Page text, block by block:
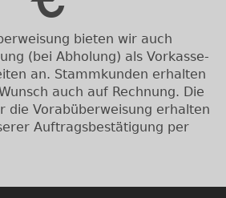
bieten wir auch
(bei Abholung) als Vorkasse-
an. Stammkunden erhalten
auch auf Rechnung. Die
die Vorabüberweisung erhalten
Auftragsbestätigung per